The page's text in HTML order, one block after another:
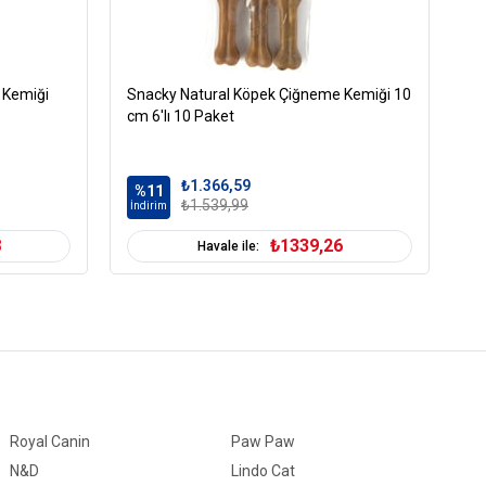
Snacky Natural Köpek Çiğneme Kemiği 10
cm 6'lı 10 Paket
%11
İndirim
₺1.366,59
₺1.539,99
Havale ile: ₺1339,26
Royal Canin
Paw Paw
N&D
Lindo Cat